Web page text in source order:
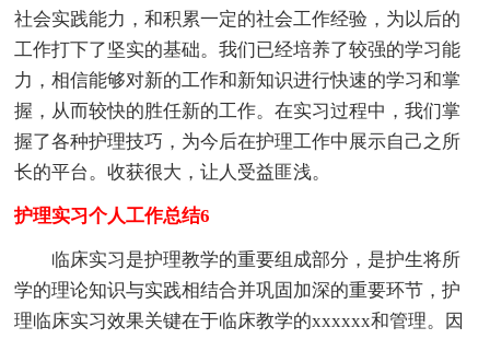
社会实践能力，和积累一定的社会工作经验，为以后的
工作打下了坚实的基础。我们已经培养了较强的学习能
力，相信能够对新的工作和新知识进行快速的学习和掌
握，从而较快的胜任新的工作。在实习过程中，我们掌
握了各种护理技巧，为今后在护理工作中展示自己之所
长的平台。收获很大，让人受益匪浅。
护理实习个人工作总结6
临床实习是护理教学的重要组成部分，是护生将所
学的理论知识与实践相结合并巩固加深的重要环节，护
理临床实习效果关键在于临床教学的xxxxxx和管理。因